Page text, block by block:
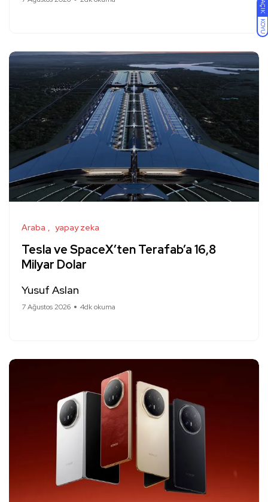
AÇIK
KOYU
Araba yapay zeka
Tesla ve SpaceX’ten Terafab’a 16,8
Milyar Dolar
Yusuf Aslan
7 Ağustos 2026 4dk okuma